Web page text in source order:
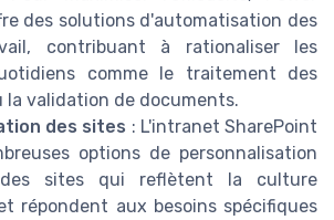
des solutions d'automatisation des
contribuant à rationaliser les
comme le traitement des
la validation de documents.
des sites : L'intranet SharePoint
options de personnalisation
sites qui reflètent la culture
répondent aux besoins spécifiques